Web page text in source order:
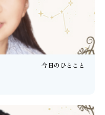
今日のひとこと